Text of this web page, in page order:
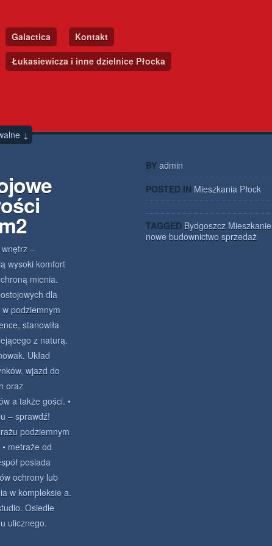
Galactica
Kontakt
Łukasiewicza i inne dzielnice Płocka
↓
–
wysoki komfort
mienia.
dla
podziemnym
stanowiła
z naturą.
Układ
wjazd do
oraz
a także gości. •
– sprawdź!
podziemnym
metraże od
posiada
ochrony lub
w kompleksie a.
Osiedle
ulicznego.
BY admin
POSTED IN Mieszkania Płock
TAGGED Bydgoszcz Mieszkanie
nowe budownictwo sprzedaż